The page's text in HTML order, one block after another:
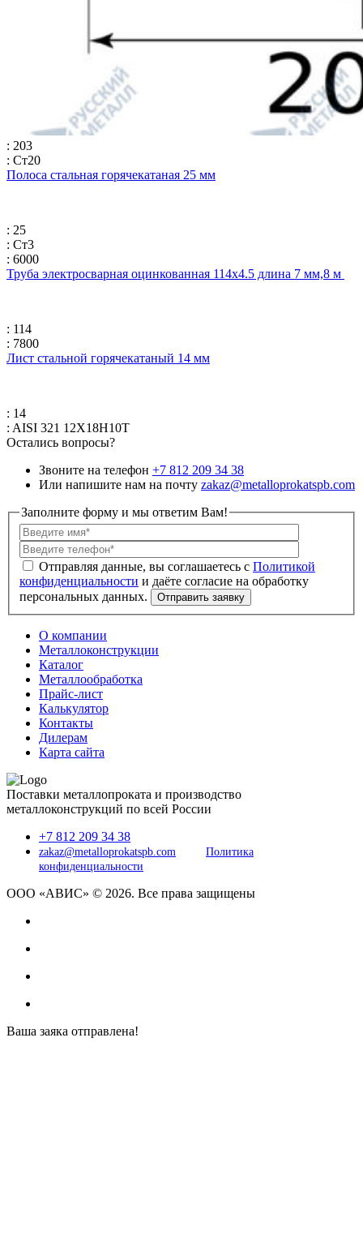
: 203
: Ст20
Полоса стальная горячекатаная 25 мм
: 25
: Ст3
: 6000
Труба электросварная оцинкованная 114х4.5 длина 7 мм,8 м
: 114
: 7800
Лист стальной горячекатаный 14 мм
: 14
: AISI 321 12Х18Н10Т
Остались вопросы?
Звоните на телефон +7 812 209 34 38
Или напишите нам на почту zakaz@metalloprokatspb.com
Заполните форму и мы ответим Вам!
Политикой
конфиденциальности
О компании
Металлоконструкции
Каталог
Металлообработка
Прайс-лист
Калькулятор
Контакты
Дилерам
Карта сайта
Поставки металлопроката и производство
металлоконструкций по всей России
+7 812 209 34 38
zakaz@metalloprokatspb.com
Политика
конфиденциальности
ООО «АВИС» © 2026. Все права защищены
Ваша заяка отправлена!